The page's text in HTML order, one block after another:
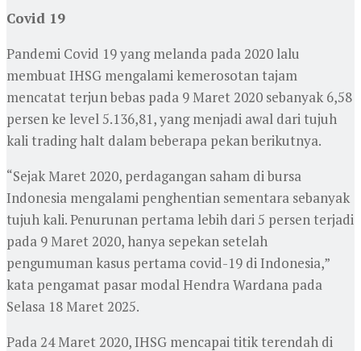
Covid 19
Pandemi Covid 19 yang melanda pada 2020 lalu
membuat IHSG mengalami kemerosotan tajam
mencatat terjun bebas pada 9 Maret 2020 sebanyak 6,58
persen ke level 5.136,81, yang menjadi awal dari tujuh
kali trading halt dalam beberapa pekan berikutnya.
“Sejak Maret 2020, perdagangan saham di bursa
Indonesia mengalami penghentian sementara sebanyak
tujuh kali. Penurunan pertama lebih dari 5 persen terjadi
pada 9 Maret 2020, hanya sepekan setelah
pengumuman kasus pertama covid-19 di Indonesia,”
kata pengamat pasar modal Hendra Wardana pada
Selasa 18 Maret 2025.
Pada 24 Maret 2020, IHSG mencapai titik terendah di